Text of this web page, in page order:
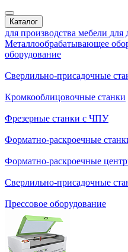
Каталог
для производства мебели для
Металлообрабатывающее
оборудование
Сверлильно-присадочные
Кромкооблицовочные cтанки
Фрезерные станки с ЧПУ
Форматно-раскроечные
Форматно-раскроечные
Сверлильно-присадочные
Прессовое оборудование